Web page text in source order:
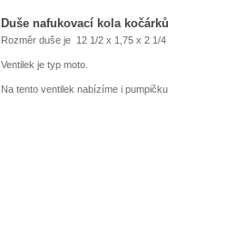
Duše nafukovací kola kočárků
Rozměr duše je 12 1/2 x 1,75 x 2 1/4
Ventilek je typ moto.
Na tento ventilek nabízíme i pumpičku